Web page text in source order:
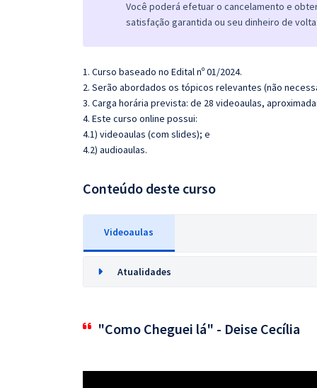
Você poderá efetuar o cancelamento e
satisfação garantida ou seu dinheiro de
1. Curso baseado no Edital nº 01/2024.
2. Serão abordados os tópicos relevantes (não
3. Carga horária prevista: de 28 videoaulas,
4. Este curso online possui:
4.1) videoaulas (com slides); e
4.2) audioaulas.
Conteúdo deste curso
Videoaulas
Atualidades
"Como Cheguei lá" - Deise Cecília